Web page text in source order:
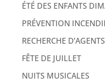
ÉTÉ DES ENFANTS
PRÉVENTION
RECHERCHE
FÊTE DE JUILLET
NUITS MUSICALES